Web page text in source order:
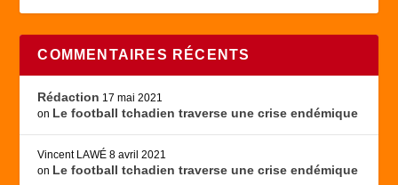
COMMENTAIRES RÉCENTS
Rédaction 17 mai 2021
on Le football tchadien traverse une crise endémique
Vincent LAWÉ 8 avril 2021
on Le football tchadien traverse une crise endémique